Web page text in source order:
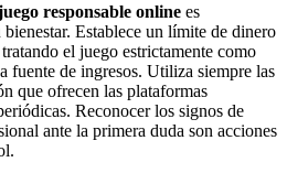
responsable online es
Establece un límite de dinero
el juego estrictamente como
fuente de ingresos. Utiliza siempre las
que ofrecen las plataformas
Reconocer los signos de
ante la primera duda son acciones